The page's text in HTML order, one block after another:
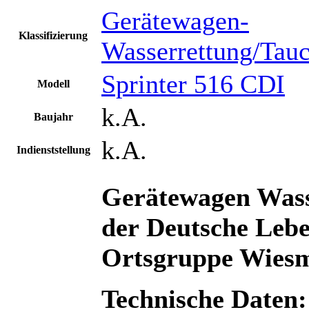
Klassifizierung
Gerätewagen-
Wasserrettung/
Modell Sprinter 516 CDI
Baujahr k.A.
Indienststellung k.A.
Gerätewagen
der Deutsche
Ortsgruppe
Technische Daten: